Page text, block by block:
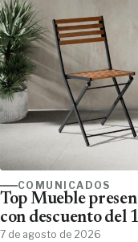
COMUNICADOS
Top Mueble
con descuento del
7 de agosto de 2026